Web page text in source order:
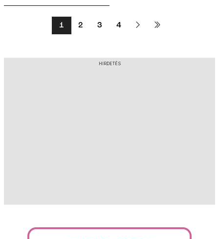
1 2 3 4
HIRDETÉS